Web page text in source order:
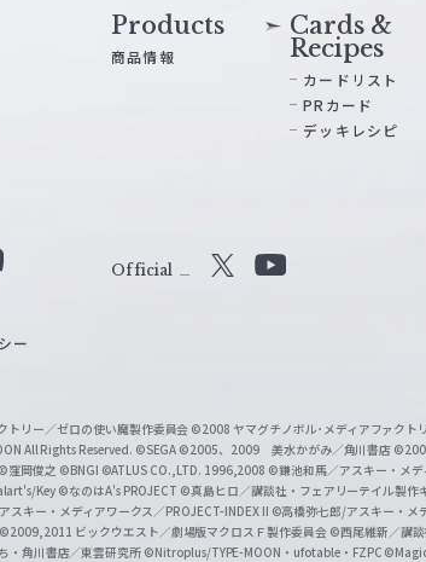
Products
商品情報
Cards &
Recipes
カードリスト
PRカード
デッキレシピ
Official
Y
b
e
O
f
ー
トリー／ゼロの使い魔製作委員会 ©2008 ヤマグチノボル･メディアファクト
All Rights Reserved. ©SEGA ©2005、2009 美水かがみ／角川書店
©窪岡俊之 ©BNGI ©ATLUS CO.,LTD. 1996,2008 ©鎌池和馬／アスキー・メデ
Key ©なのはA's PROJECT ©真島ヒロ／講談社・フェアリーテイル製作
スキー・メディアワークス／PROJECT-INDEX II ©高橋弥七郎/アスキー・メ
©2009,2011 ビックウエスト／劇場版マクロスＦ製作委員会 ©西尾維新／講
・角川書店／東雲研究所 ©Nitroplus/TYPE-MOON・ufotable・FZPC